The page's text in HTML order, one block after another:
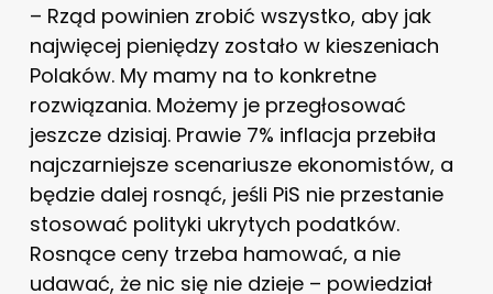
– Rząd powinien zrobić wszystko, aby jak
najwięcej pieniędzy zostało w kieszeniach
Polaków. My mamy na to konkretne
rozwiązania. Możemy je przegłosować
jeszcze dzisiaj. Prawie 7% inflacja przebiła
najczarniejsze scenariusze ekonomistów, a
będzie dalej rosnąć, jeśli PiS nie przestanie
stosować polityki ukrytych podatków.
Rosnące ceny trzeba hamować, a nie
udawać, że nic się nie dzieje – powiedział